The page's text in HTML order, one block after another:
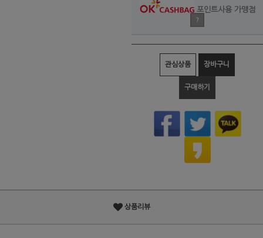
포인트사용 가맹점
?
관심상품 장바구니
구매하기
상품리뷰